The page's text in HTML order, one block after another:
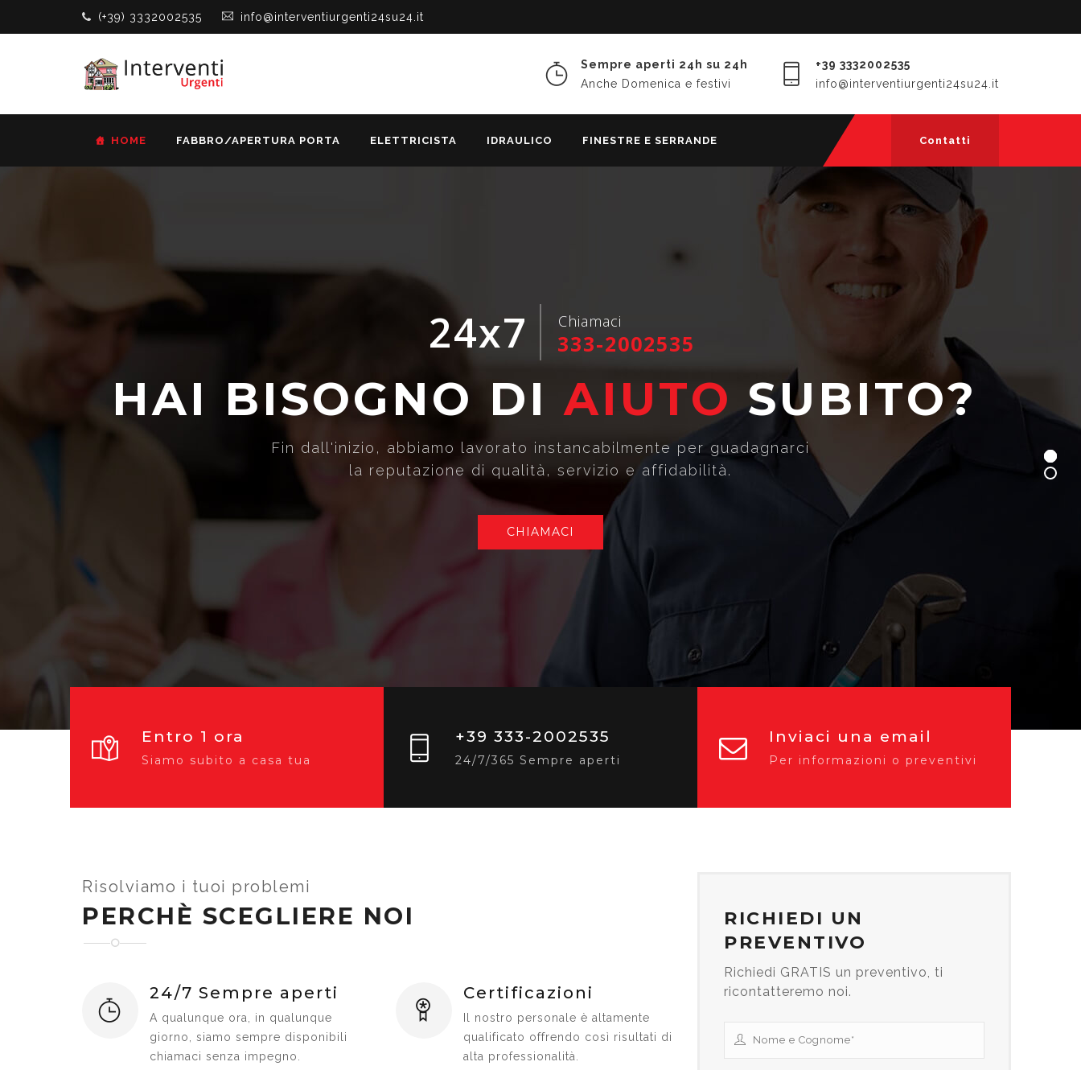
(+39) 3332002535 info@interventiurgenti24su24.it
Sempre aperti 24h su 24h
Anche Domenica e festivi
+39 3332002535
info@interventiurgenti24su24.it
Contatti
HOME FABBRO/APERTURA PORTA ELETTRICISTA IDRAULICO FINESTRE E SERRANDE
24x7 Chiamaci
333-2002535
HAI BISOGNO DI AIUTO SUBITO?
Fin dall'inizio, abbiamo lavorato instancabilmente per guadagnarci
la reputazione di qualità, servizio e affidabilità.
CHIAMACI
Entro 1 ora
Siamo subito a casa tua
+39 333-2002535
24/7/365 Sempre aperti
Inviaci una email
Per informazioni o preventivi
Risolviamo i tuoi problemi
PERCHÈ SCEGLIERE NOI
24/7 Sempre aperti
A qualunque ora, in qualunque
giorno, siamo sempre disponibili
chiamaci senza impegno.
Certificazioni
Il nostro personale è altamente
qualificato offrendo così risultati di
alta professionalità.
RICHIEDI UN
PREVENTIVO
Richiedi GRATIS un preventivo, ti
ricontatteremo noi.